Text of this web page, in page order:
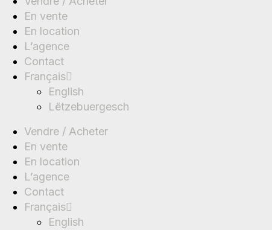
En vente
En location
L’agence
Contact
Français
English
Lëtzebuergesch
Vendre / Acheter
En vente
En location
L’agence
Contact
Français
English